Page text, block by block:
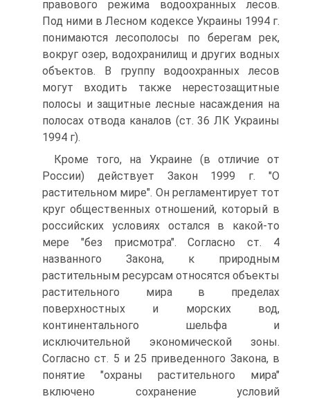
правового режима водоохранных лесов.
Под ними в Лесном кодексе Украины 1994 г.
понимаются лесополосы по берегам рек,
вокруг озер, водохранилищ и других водных
объектов. В группу водоохранных лесов
могут входить также нерестозащитные
полосы и защитные лесные насаждения на
полосах отвода каналов (ст. 36 ЛК Украины
1994 г).
Кроме того, на Украине (в отличие от
России) действует Закон 1999 г. "О
растительном мире". Он регламентирует тот
круг общественных отношений, который в
российских условиях остался в какой-то
мере "без присмотра". Согласно ст. 4
названного Закона, к природным
растительным ресурсам относятся объекты
растительного мира в пределах
поверхностных и морских вод,
континентального шельфа и
исключительной экономической зоны.
Согласно ст. 5 и 25 приведенного Закона, в
понятие "охраны растительного мира"
включено сохранение условий